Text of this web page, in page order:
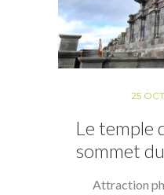
25
Le temple
sommet
Attraction